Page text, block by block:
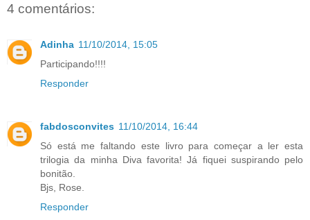
4 comentários:
Adinha 11/10/2014, 15:05
Participando!!!!
Responder
fabdosconvites 11/10/2014, 16:44
Só está me faltando este livro para começar a ler esta
trilogia da minha Diva favorita! Já fiquei suspirando pelo
bonitão.
Bjs, Rose.
Responder